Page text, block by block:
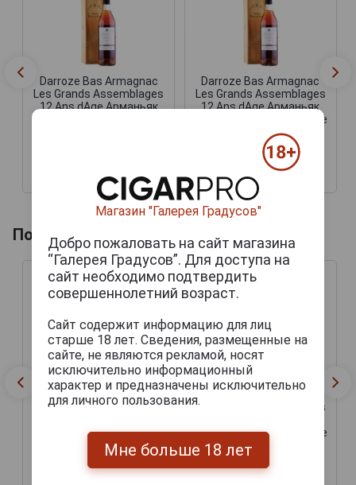
Darroze Bas Armagnac
Les Grands Assemblages
12 Ans dAge Арманьяк
Дарроз Баз Арманьяк Ле
9 194 руб.
Darroze Bas Armagnac
Les Grands Assemblages
12 Ans dAge Арманьяк
Дарроз Баз Арманьяк Ле
Гран Ассамбляж 12 Ан
дАж 0.7л в подарочной
упаковке
11 878 руб.
Похожие напитки по году производства
Les Grands Assemblages
12 Ans dAge Арманьяк
Дарроз Баз Арманьяк Ле
Гран Ассамбляж 12 Ан
Les Grands Assemblages
Дарроз Баз Арманьяк Ле
Гран Ассамбляж 12 Ан
дАж 0.7л в подарочной
упаковке
Магазин "Галерея Градусов"
Добро пожаловать на сайт магазина
“Галерея Градусов”. Для доступа на
сайт необходимо подтвердить
совершеннолетний возраст.
Сайт содержит информацию для лиц
старше 18 лет. Сведения, размещенные на
сайте, не являются рекламой, носят
исключительно информационный
характер и предназначены исключительно
для личного пользования.
Мне больше 18 лет